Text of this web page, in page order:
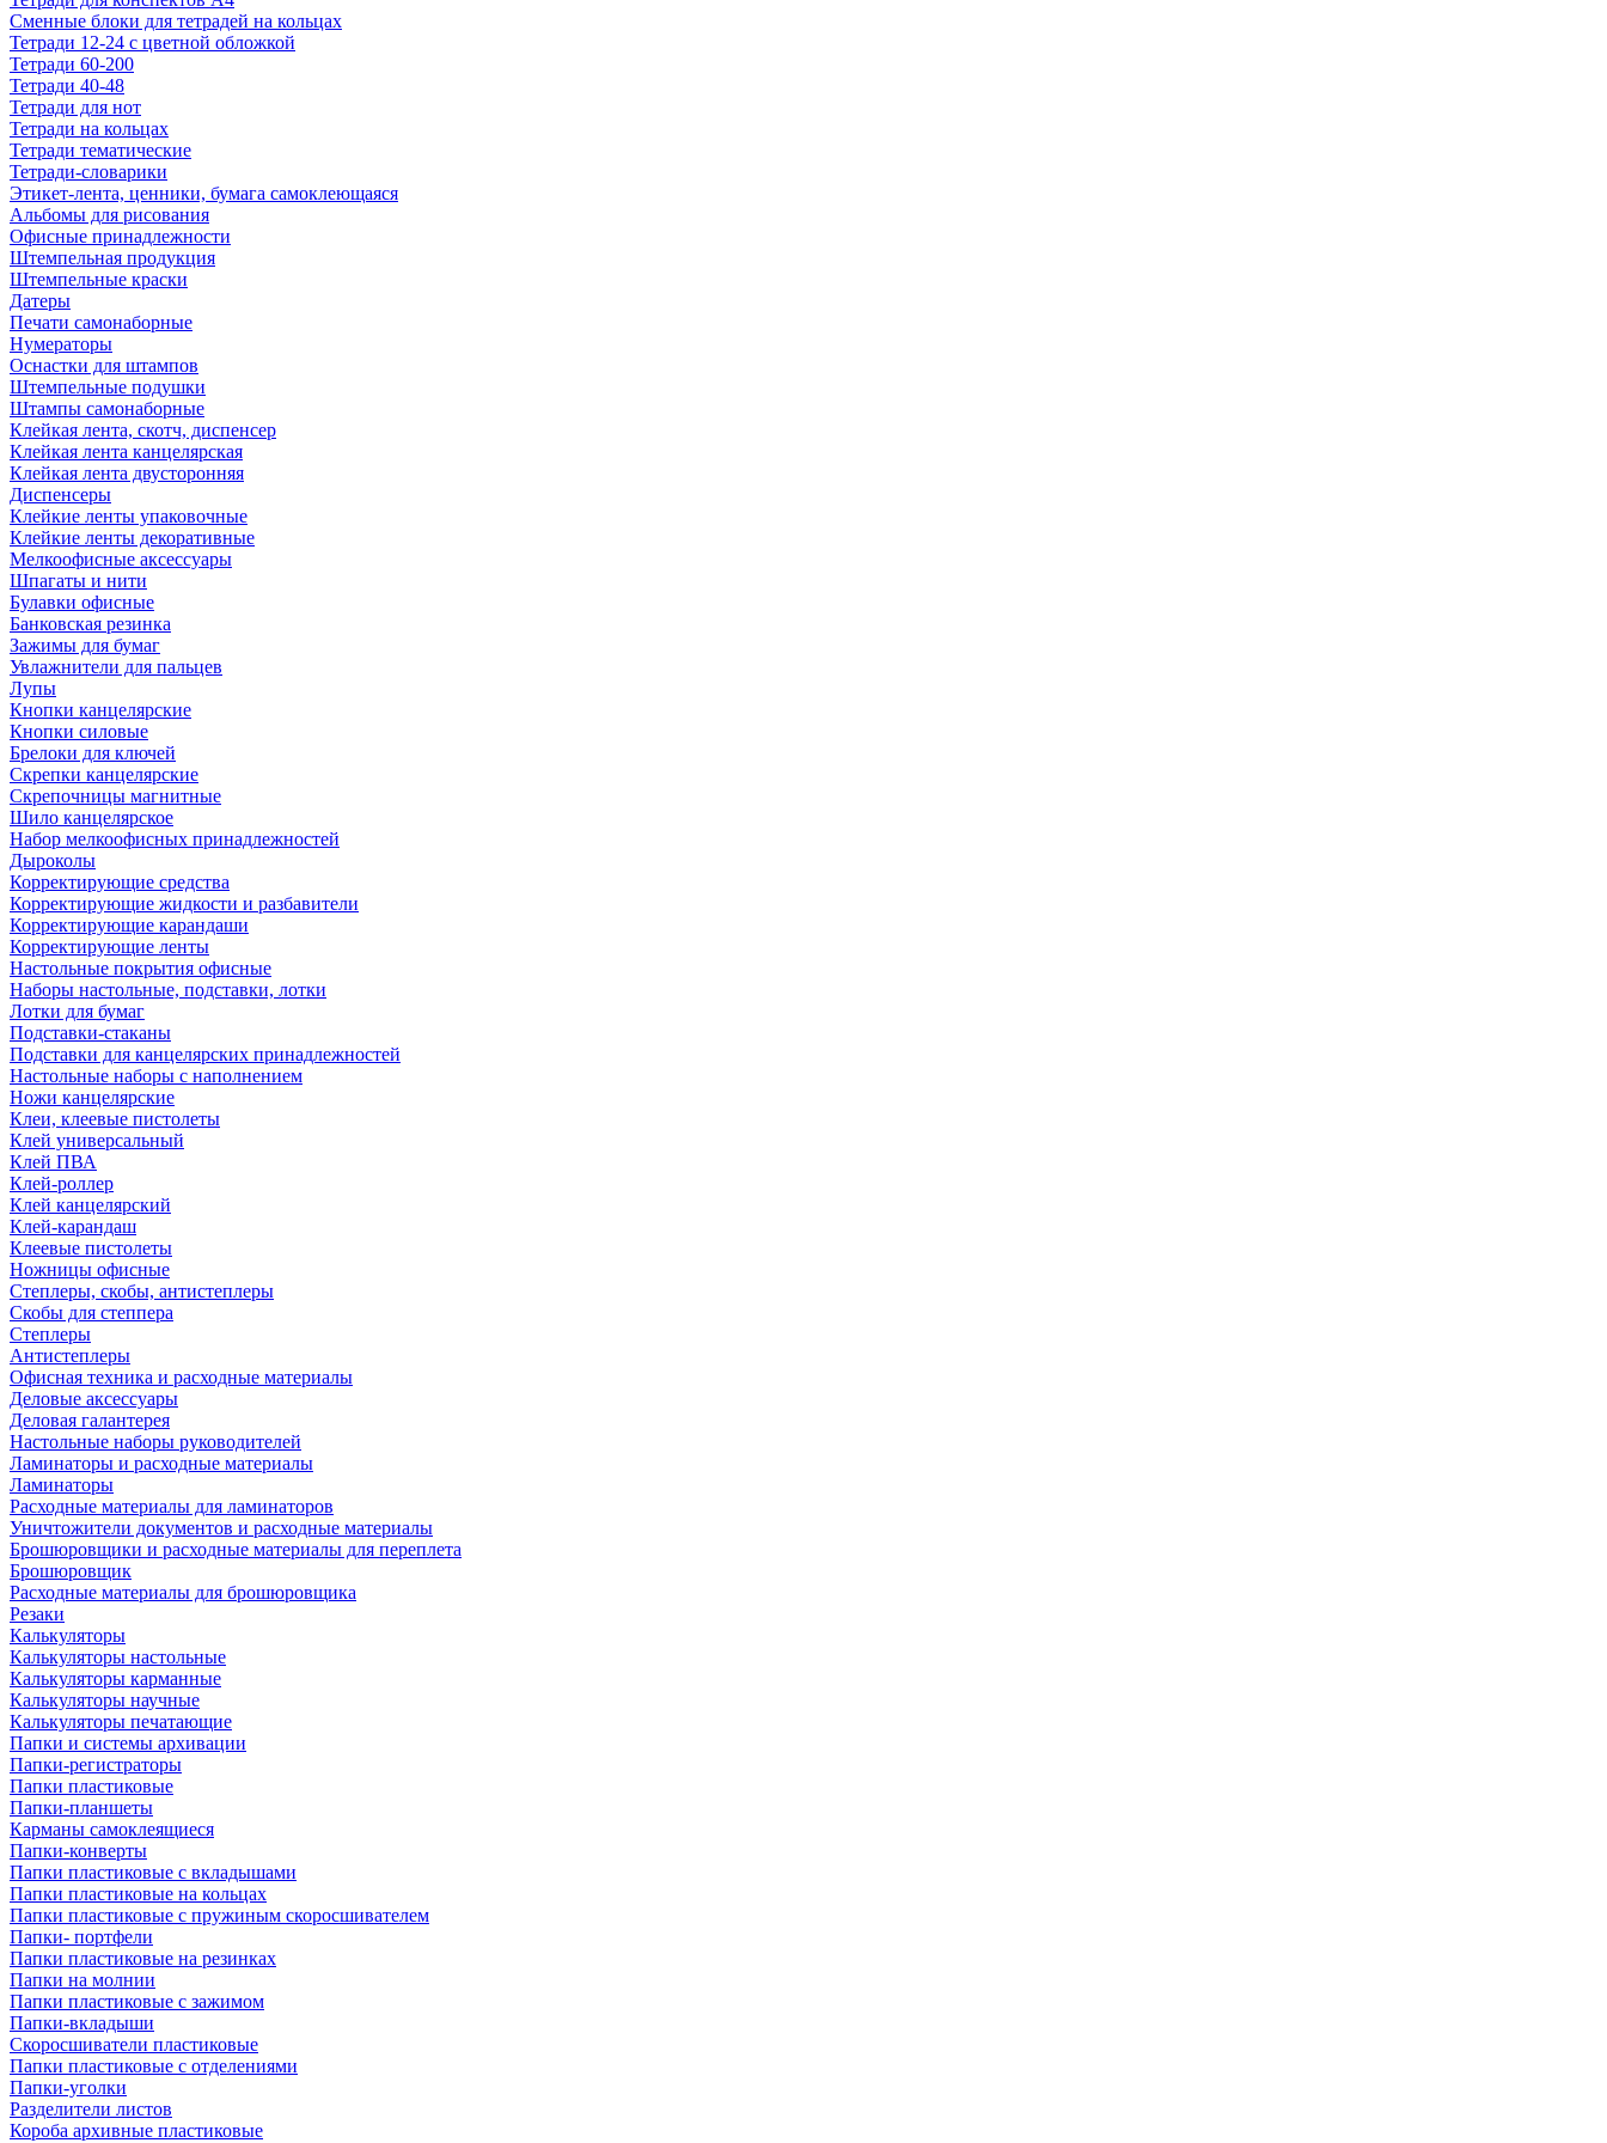
Сменные блоки для тетрадей на кольцах
Тетради 12-24 с цветной обложкой
Тетради 60-200
Тетради 40-48
Тетради для нот
Тетради на кольцах
Тетради тематические
Тетради-словарики
Этикет-лента, ценники, бумага самоклеющаяся
Альбомы для рисования
Офисные принадлежности
Штемпельная продукция
Штемпельные краски
Датеры
Печати самонаборные
Нумераторы
Оснастки для штампов
Штемпельные подушки
Штампы самонаборные
Клейкая лента, скотч, диспенсер
Клейкая лента канцелярская
Клейкая лента двусторонняя
Диспенсеры
Клейкие ленты упаковочные
Клейкие ленты декоративные
Мелкоофисные аксессуары
Шпагаты и нити
Булавки офисные
Банковская резинка
Зажимы для бумаг
Увлажнители для пальцев
Лупы
Кнопки канцелярские
Кнопки силовые
Брелоки для ключей
Скрепки канцелярские
Скрепочницы магнитные
Шило канцелярское
Набор мелкоофисных принадлежностей
Дыроколы
Корректирующие средства
Корректирующие жидкости и разбавители
Корректирующие карандаши
Корректирующие ленты
Настольные покрытия офисные
Наборы настольные, подставки, лотки
Лотки для бумаг
Подставки-стаканы
Подставки для канцелярских принадлежностей
Настольные наборы с наполнением
Ножи канцелярские
Клеи, клеевые пистолеты
Клей универсальный
Клей ПВА
Клей-роллер
Клей канцелярский
Клей-карандаш
Клеевые пистолеты
Ножницы офисные
Степлеры, скобы, антистеплеры
Скобы для степпера
Степлеры
Антистеплеры
Офисная техника и расходные материалы
Деловые аксессуары
Деловая галантерея
Настольные наборы руководителей
Ламинаторы и расходные материалы
Ламинаторы
Расходные материалы для ламинаторов
Уничтожители документов и расходные материалы
Брошюровщики и расходные материалы для переплета
Брошюровщик
Расходные материалы для брошюровщика
Резаки
Калькуляторы
Калькуляторы настольные
Калькуляторы карманные
Калькуляторы научные
Калькуляторы печатающие
Папки и системы архивации
Папки-регистраторы
Папки пластиковые
Папки-планшеты
Карманы самоклеящиеся
Папки-конверты
Папки пластиковые с вкладышами
Папки пластиковые на кольцах
Папки пластиковые с пружиным скоросшивателем
Папки- портфели
Папки пластиковые на резинках
Папки на молнии
Папки пластиковые с зажимом
Папки-вкладыши
Скоросшиватели пластиковые
Папки пластиковые с отделениями
Папки-уголки
Разделители листов
Короба архивные пластиковые